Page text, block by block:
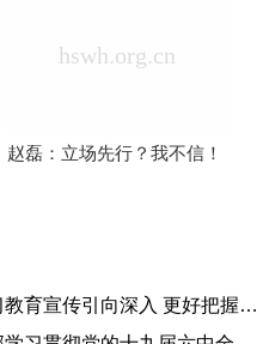
赵磊：立场先行？我不信！
更好把握和运用党的百年奋斗历史经验